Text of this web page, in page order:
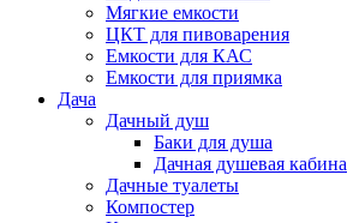
Мягкие емкости
ЦКТ для пивоварения
Емкости для КАС
Емкости для приямка
Дача
Дачный душ
Баки для душа
Дачная душевая кабина
Дачные туалеты
Компостер